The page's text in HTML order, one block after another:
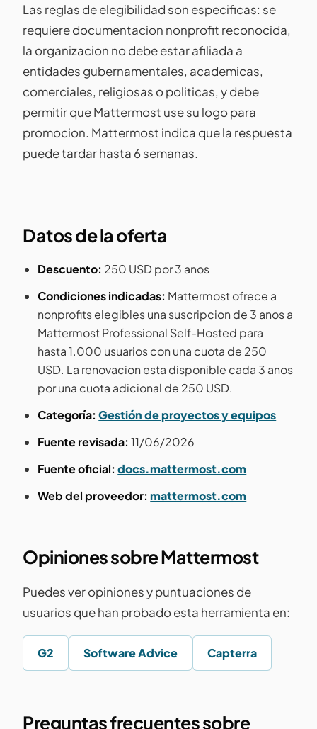
Las reglas de elegibilidad son especificas: se
requiere documentacion nonprofit reconocida,
la organizacion no debe estar afiliada a
entidades gubernamentales, academicas,
comerciales, religiosas o politicas, y debe
permitir que Mattermost use su logo para
promocion. Mattermost indica que la respuesta
puede tardar hasta 6 semanas.
Datos de la oferta
Descuento: 250 USD por 3 anos
Condiciones indicadas: Mattermost ofrece a
nonprofits elegibles una suscripcion de 3 anos a
Mattermost Professional Self-Hosted para
hasta 1.000 usuarios con una cuota de 250
USD. La renovacion esta disponible cada 3 anos
por una cuota adicional de 250 USD.
Categoría: Gestión de proyectos y equipos
Fuente revisada: 11/06/2026
Fuente oficial: docs.mattermost.com
Web del proveedor: mattermost.com
Opiniones sobre Mattermost
Puedes ver opiniones y puntuaciones de
usuarios que han probado esta herramienta en:
G2 Software Advice Capterra
Preguntas frecuentes sobre